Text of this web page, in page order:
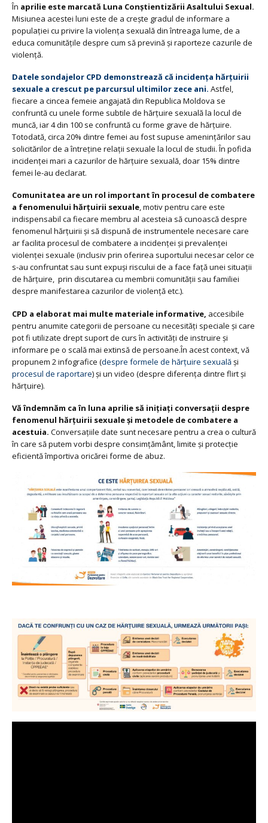
În aprilie este marcată Luna Conștientizării Asaltului Sexual.
Misiunea acestei luni este de a crește gradul de informare a
populaţiei cu privire la violența sexuală din întreaga lume, de a
educa comunitățile despre cum să prevină și raporteze cazurile de
violenţă.
Datele sondajelor CPD demonstrează că incidența hărțuirii
sexuale a crescut pe parcursul ultimilor zece ani. Astfel,
fiecare a cincea femeie angajată din Republica Moldova se
confruntă cu unele forme subtile de hărțuire sexuală la locul de
muncă, iar 4 din 100 se confruntă cu forme grave de hărțuire.
Totodată, circa 20% dintre femei au fost supuse amenințărilor sau
solicitărilor de a întreține relații sexuale la locul de studii. În pofida
incidenței mari a cazurilor de hărțuire sexuală, doar 15% dintre
femei le-au declarat.
Comunitatea are un rol important în procesul de combatere
a fenomenului hărțuirii sexuale, motiv pentru care este
indispensabil ca fiecare membru al acesteia să cunoască despre
fenomenul hărţuirii şi să dispună de instrumentele necesare care
ar facilita procesul de combatere a incidenţei şi prevalenţei
violenţei sexuale (inclusiv prin oferirea suportului necesar celor ce
s-au confruntat sau sunt expuşi riscului de a face faţă unei situaţii
de hărţuire, prin discutarea cu membrii comunităţii sau familiei
despre manifestarea cazurilor de violenţă etc.).
CPD a elaborat mai multe materiale informative, accesibile
pentru anumite categorii de persoane cu necesități speciale şi care
pot fi utilizate drept suport de curs în activități de instruire şi
informare pe o scală mai extinsă de persoane.În acest context, vă
propunem 2 infografice (despre formele de hărțuire sexualăși
procesul de raportare) și un video (despre diferența dintre flirt și
hărțuire).
Vă îndemnăm ca în luna aprilie să inițiați conversații despre
fenomenul hărțuirii sexuale şi metodele de combatere a
acestuia. Conversaţiile date sunt necesare pentru a crea o cultură
în care să putem vorbi despre consimțământ, limite și protecţie
eficientă împortiva oricărei forme de abuz.